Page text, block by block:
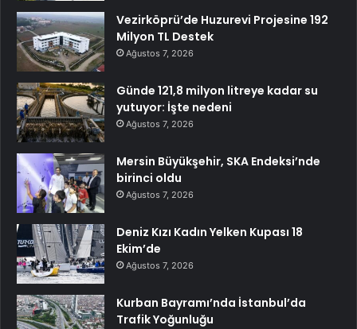
Vezirköprü’de Huzurevi Projesine 192
Milyon TL Destek
Ağustos 7, 2026
Günde 121,8 milyon litreye kadar su
yutuyor: İşte nedeni
Ağustos 7, 2026
Mersin Büyükşehir, SKA Endeksi’nde
birinci oldu
Ağustos 7, 2026
Deniz Kızı Kadın Yelken Kupası 18
Ekim’de
Ağustos 7, 2026
Kurban Bayramı’nda İstanbul’da
Trafik Yoğunluğu